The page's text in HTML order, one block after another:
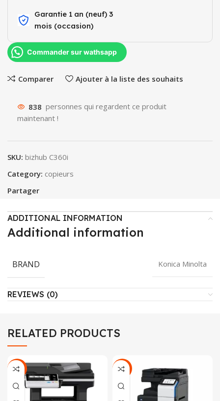
Garantie 1 an (neuf) 3
mois (occasion)​
Commander sur wathsapp
Comparer Ajouter à la liste des souhaits
838 personnes qui regardent ce produit
maintenant !
SKU: bizhub C360i
Category: copieurs
Partager
ADDITIONAL INFORMATION
Additional information
BRAND Konica Minolta
REVIEWS (0)
RELATED PRODUCTS
-22% -6%